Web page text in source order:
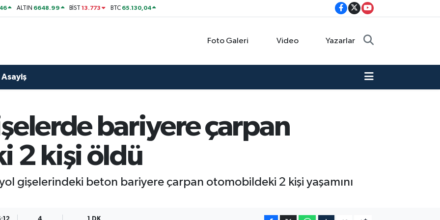
ALTIN 6648.99 BİST13.773 BTC 65.130,04
Foto Galeri Video Yazarlar
Asayiş
bariyere çarpan
2 kişi öldü
gişelerindeki beton bariyere çarpan otomobildeki 2 kişi yaşamını